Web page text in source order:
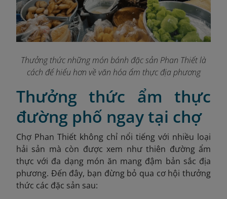
Thưởng thức những món bánh đặc sản Phan Thiết là
cách để hiểu hơn về văn hóa ẩm thực địa phương
Thưởng thức ẩm thực
đường phố ngay tại chợ
Chợ Phan Thiết không chỉ nổi tiếng với nhiều loại
hải sản mà còn được xem như thiên đường ẩm
thực với đa dạng món ăn mang đậm bản sắc địa
phương. Đến đây, bạn đừng bỏ qua cơ hội thưởng
thức các đặc sản sau: